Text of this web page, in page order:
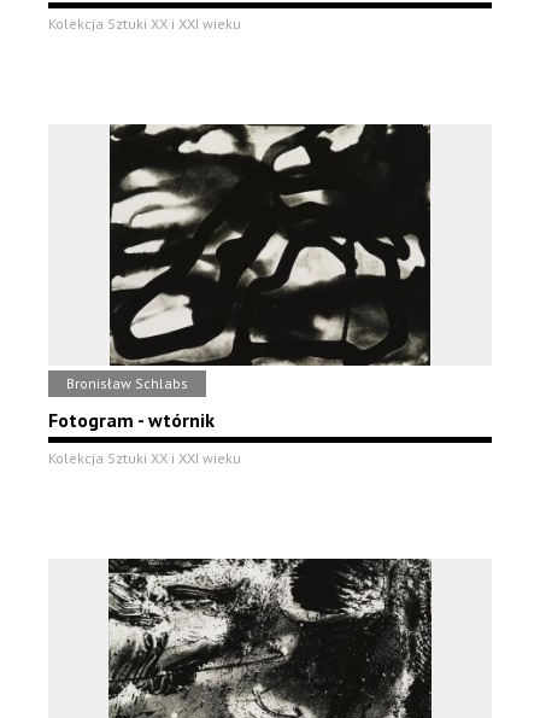
Kolekcja Sztuki XX i XXI wieku
Bronisław Schlabs
Fotogram - wtórnik
Kolekcja Sztuki XX i XXI wieku